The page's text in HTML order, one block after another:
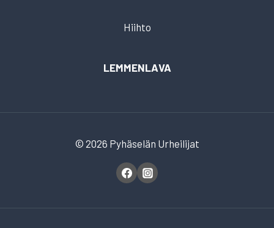
Hiihto
LEMMENLAVA
© 2026 Pyhäselän Urheilijat